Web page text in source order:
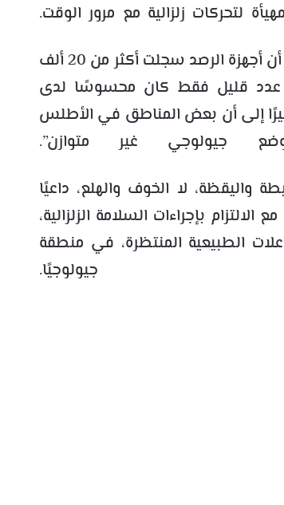
لتحركات زلزالية مع مرور الوقت.
وفي سياق متصل، كشف مدير المعهد الوطني للجيوفيزياء أن أجهزة الرصد سجلت أكثر من 20 ألف
عدد قليل فقط كان محسوسًا لدى
إلى أن بعض المناطق في الأطلس
غير متوازن”.
واليقظة، لا الخوف والهلع، داعيًا
بإجراءات السلامة الزلزالية،
الطبيعية المنتظرة، في منطقة